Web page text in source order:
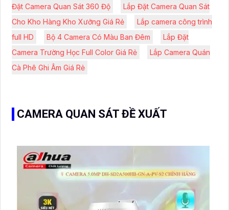
Đặt Camera Quan Sát 360 Độ
Lắp Đặt Camera Quan Sát
Cho Kho Hàng Kho Xưởng Giá Rẻ
Lắp camera công trình
full HD
Bộ 4 Camera Có Màu Ban Đêm
Lắp Đặt
Camera Trường Học Full Color Giá Rẻ
Lắp Camera Quán
Cà Phê Ghi Âm Giá Rẻ
CAMERA QUAN SÁT ĐỀ XUẤT